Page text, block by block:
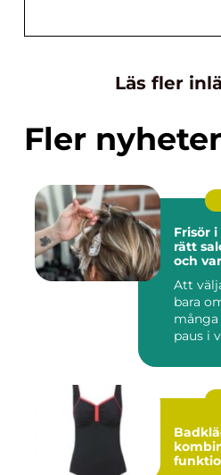
Läs fler
Fler nyheter
Frisör i lund
rätt
och
Att
bara
många
paus i